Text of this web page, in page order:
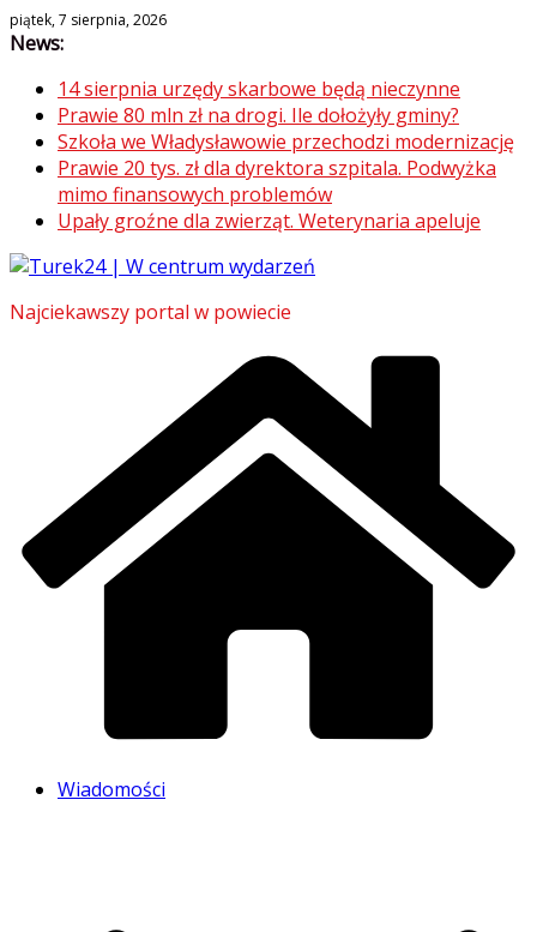
Skip
to
piątek, 7 sierpnia, 2026
News:
14 sierpnia urzędy skarbowe będą nieczynne
Prawie 80 mln zł na drogi. Ile dołożyły gminy?
Szkoła we Władysławowie przechodzi modernizację
Prawie 20 tys. zł dla dyrektora szpitala. Podwyżka
mimo finansowych problemów
Upały groźne dla zwierząt. Weterynaria apeluje
Najciekawszy portal w powiecie
Wiadomości